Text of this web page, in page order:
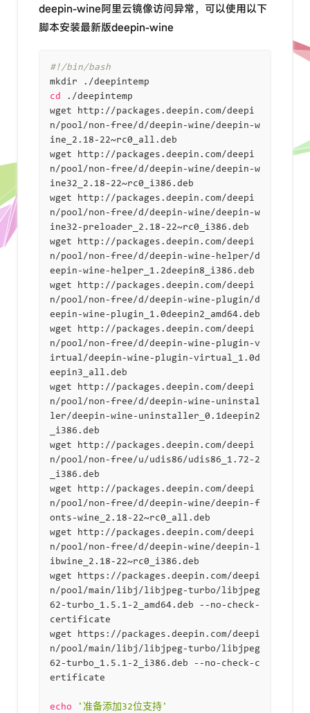
deepin-wine阿里云镜像访问异常，可以使用以下
脚本安装最新版deepin-wine
#!/bin/bash
cd
./deepintemp
wget http://packages.deepin.com/deepi
n/pool/non-free/d/deepin-wine/deepin-w
ine_2.18-22~rc0_all.deb
wget http://packages.deepin.com/deepi
n/pool/non-free/d/deepin-wine/deepin-w
ine32_2.18-22~rc0_i386.deb
wget http://packages.deepin.com/deepi
n/pool/non-free/d/deepin-wine/deepin-w
ine32-preloader_2.18-22~rc0_i386.deb
wget http://packages.deepin.com/deepi
n/pool/non-free/d/deepin-wine-helper/d
eepin-wine-helper_1.2deepin8_i386.deb
wget http://packages.deepin.com/deepi
n/pool/non-free/d/deepin-wine-plugin/d
eepin-wine-plugin_1.0deepin2_amd64.deb
wget http://packages.deepin.com/deepi
n/pool/non-free/d/deepin-wine-plugin-v
irtual/deepin-wine-plugin-virtual_1.0d
eepin3_all.deb
wget http://packages.deepin.com/deepi
n/pool/non-free/d/deepin-wine-uninstal
ler/deepin-wine-uninstaller_0.1deepin2
_i386.deb
wget http://packages.deepin.com/deepi
n/pool/non-free/u/udis86/udis86_1.72-2
_i386.deb
wget http://packages.deepin.com/deepi
n/pool/non-free/d/deepin-wine/deepin-f
onts-wine_2.18-22~rc0_all.deb
wget http://packages.deepin.com/deepi
n/pool/non-free/d/deepin-wine/deepin-l
ibwine_2.18-22~rc0_i386.deb
wget https://packages.deepin.com/deepi
n/pool/main/libj/libjpeg-turbo/libjpeg
62-turbo_1.5.1-2_amd64.deb --no-check-
certificate
wget https://packages.deepin.com/deepi
n/pool/main/libj/libjpeg-turbo/libjpeg
62-turbo_1.5.1-2_i386.deb --no-check-c
ertificate
echo
'准备添加32位支持'